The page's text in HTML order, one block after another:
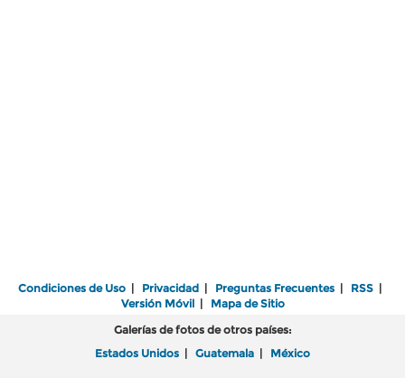
Condiciones de Uso | Privacidad | Preguntas Frecuentes | RSS |
Versión Móvil| Mapa de Sitio
Galerías de fotos de otros países:
Estados Unidos | Guatemala | México